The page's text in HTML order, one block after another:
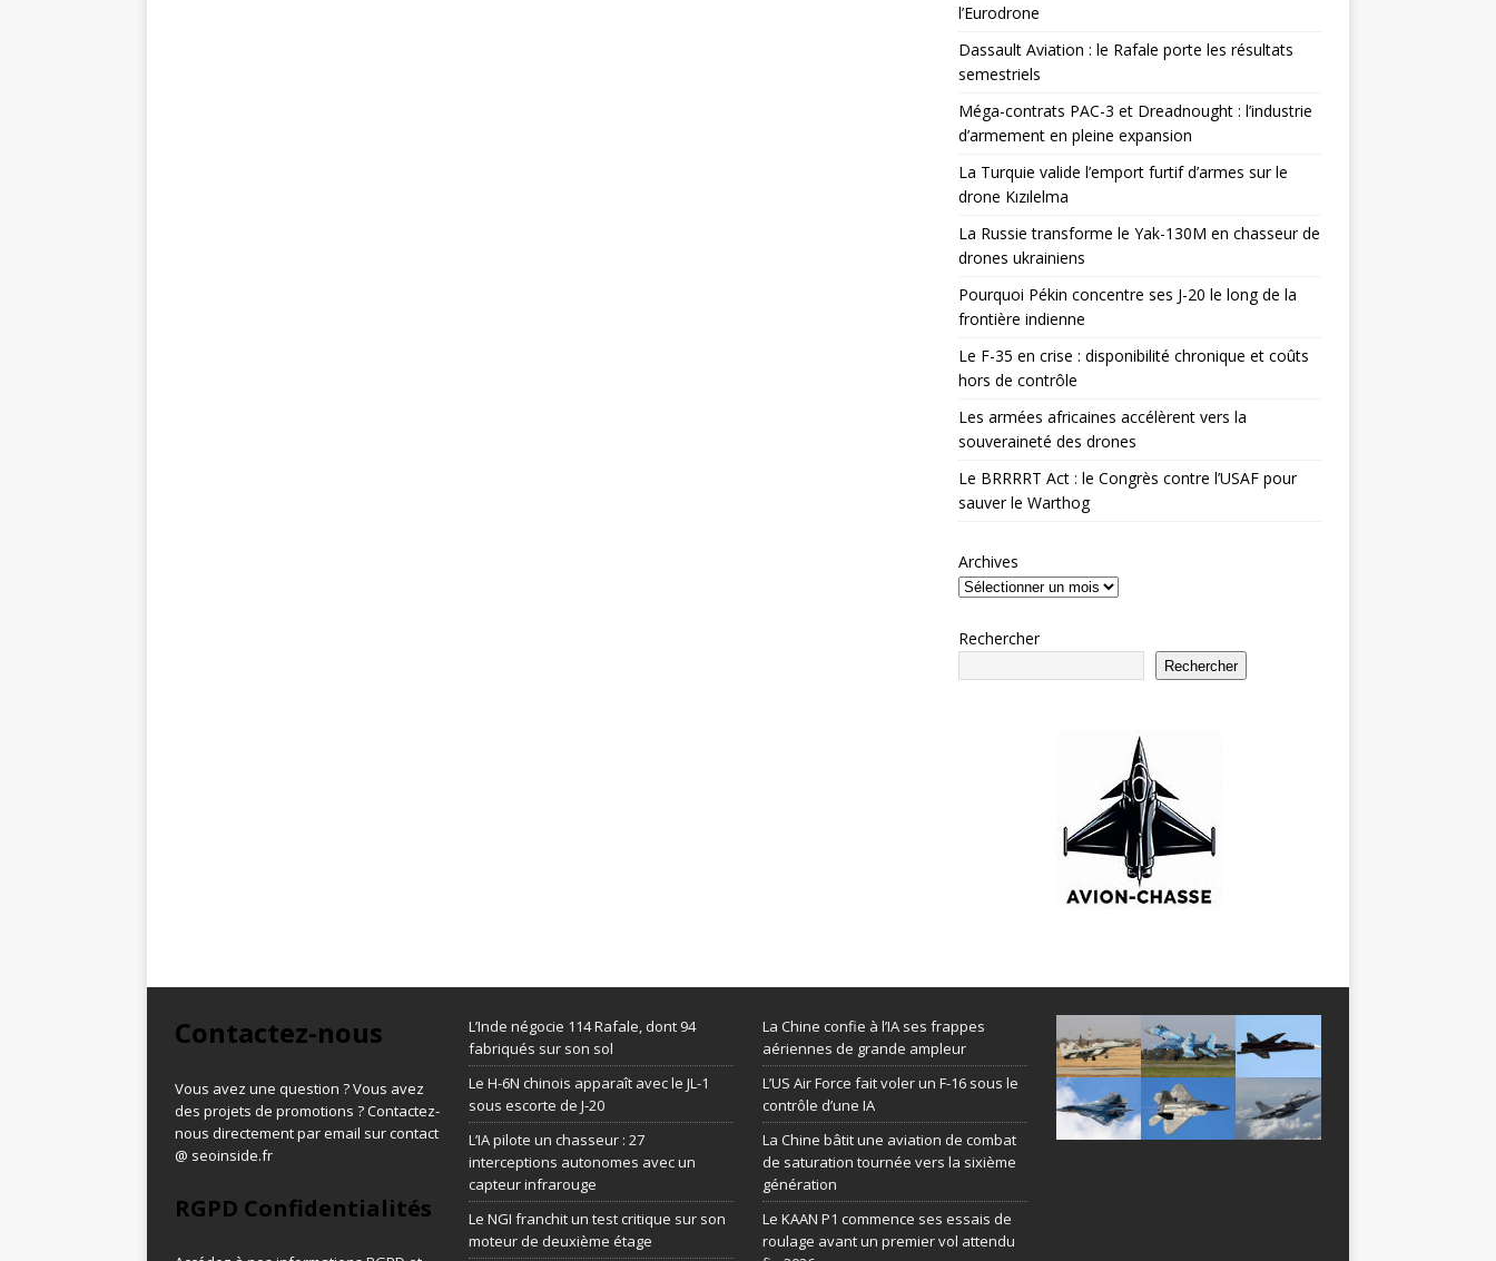
l’Eurodrone
Dassault Aviation : le Rafale porte les résultats
semestriels
Méga-contrats PAC-3 et Dreadnought : l’industrie
d’armement en pleine expansion
La Turquie valide l’emport furtif d’armes sur le
drone Kızılelma
La Russie transforme le Yak-130M en chasseur de
drones ukrainiens
Pourquoi Pékin concentre ses J-20 le long de la
frontière indienne
Le F-35 en crise : disponibilité chronique et coûts
hors de contrôle
Les armées africaines accélèrent vers la
souveraineté des drones
Le BRRRRT Act : le Congrès contre l’USAF pour
sauver le Warthog
Archives
Rechercher
Rechercher
Contactez-nous
Vous avez une question ? Vous avez
des projets de promotions ? Contactez-
nous directement par email sur contact
@ seoinside.fr
RGPD Confidentialités
L’Inde négocie 114 Rafale, dont 94
fabriqués sur son sol
Le H-6N chinois apparaît avec le JL-1
sous escorte de J-20
L’IA pilote un chasseur : 27
interceptions autonomes avec un
capteur infrarouge
Le NGI franchit un test critique sur son
moteur de deuxième étage
La Chine confie à l’IA ses frappes
aériennes de grande ampleur
L’US Air Force fait voler un F-16 sous le
contrôle d’une IA
La Chine bâtit une aviation de combat
de saturation tournée vers la sixième
génération
Le KAAN P1 commence ses essais de
roulage avant un premier vol attendu